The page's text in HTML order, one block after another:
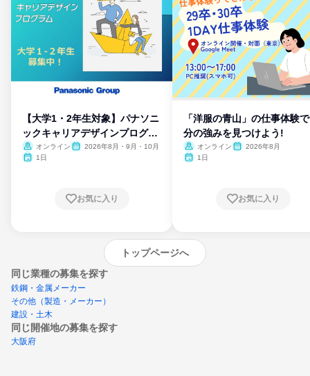
【大学1・2年生対象】パナソニ
ックキャリアデザインプログラ
ム
オンライン
2026年8月・9月・10月
1日
お気に入り
「洋服の青山」の仕事体験
分の強みを見つけよう!
オンライン
2026年8月
1日
お気に入り
トップページへ
同じ業種の募集を探す
鉄鋼・金属メーカー
その他（製造・メーカー）
建設・土木
同じ開催地の募集を探す
大阪府